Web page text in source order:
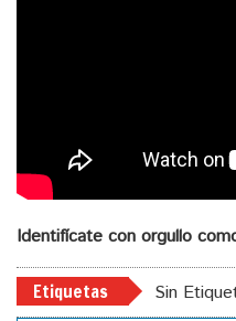
Identifícate con orgullo
Etiquetas Sin